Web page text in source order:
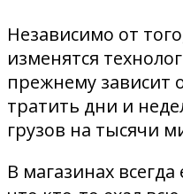
Независимо от
изменятся
прежнему зависит
тратить дни и
грузов на тысячи
В магазинах